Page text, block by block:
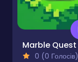
Marble Quest
0 (0 Голосів)